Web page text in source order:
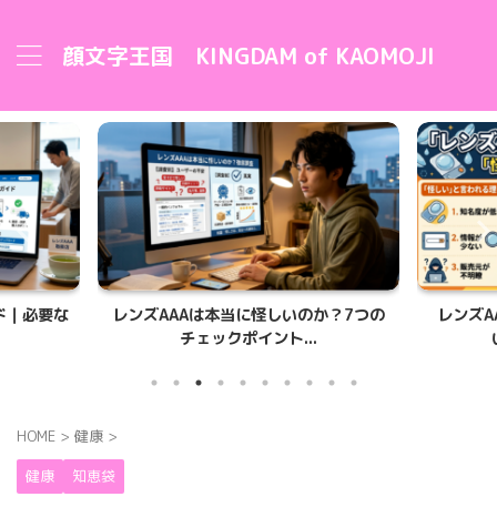
顔文字王国 KINGDAM of KAOMOJI
｜必要な
レンズAAAは本当に怪しいのか？7つの
チェックポイント...
レンズ
HOME > 健康 >
健康
知恵袋